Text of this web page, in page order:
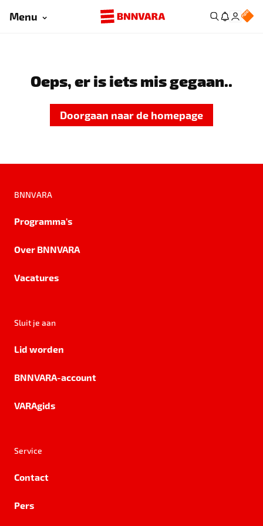
Menu
Oeps, er is iets mis gegaan..
Doorgaan naar de homepage
BNNVARA
Programma's
Over BNNVARA
Vacatures
Sluit je aan
Lid worden
BNNVARA-account
VARAgids
Service
Contact
Pers